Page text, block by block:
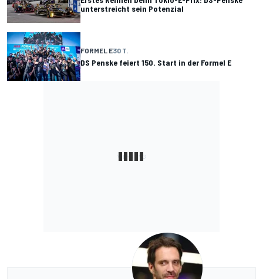
unterstreicht sein Potenzial
FORMEL E30 T.
DS Penske feiert 150. Start in der Formel E